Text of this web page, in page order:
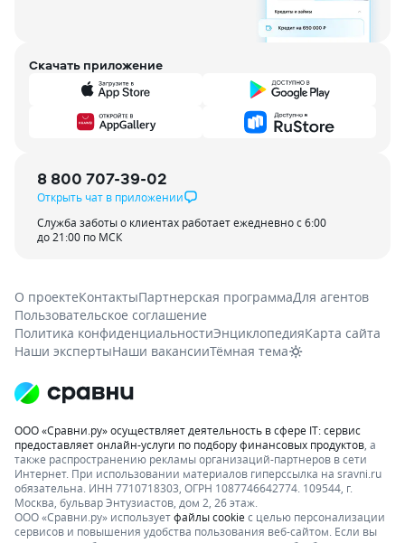
Скачать приложение
8 800 707-39-02
Открыть чат в приложении
Служба заботы о клиентах работает ежедневно с 6:00
до 21:00 по МСК
О проектеКонтактыПартнерская программаДля агентов
Пользовательское соглашение
Политика конфиденциальностиЭнциклопедияКарта сайта
Наши экспертыНаши вакансииТёмная тема
ООО «Сравни.ру» осуществляет деятельность в сфере IT: сервис
предоставляет онлайн-услуги по подбору финансовых продуктов , а
также распространению рекламы организаций-партнеров в сети
Интернет. При использовании материалов гиперссылка на sravni.ru
обязательна. ИНН 7710718303, ОГРН 1087746642774. 109544, г.
Москва, бульвар Энтузиастов, дом 2, 26 этаж.
ООО «Сравни.ру» используетфайлы cookieс целью персонализации
сервисов и повышения удобства пользования веб-сайтом. Если вы